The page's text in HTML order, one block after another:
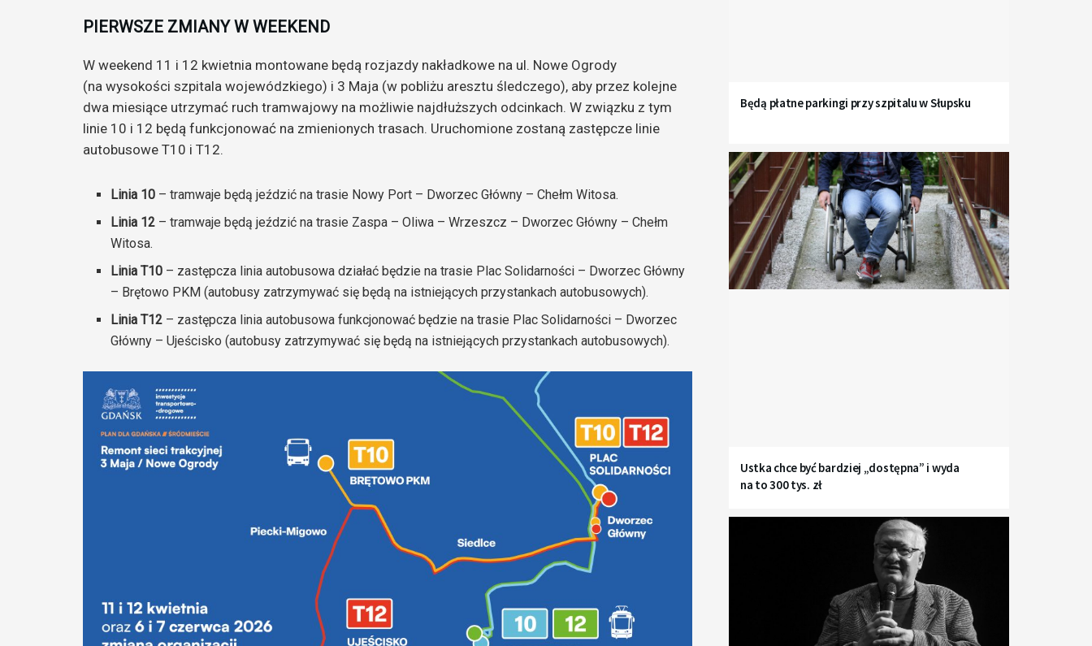
PIERWSZE ZMIANY W WEEKEND
W weekend 11 i 12 kwietnia montowane będą rozjazdy nakładkowe na ul. Nowe Ogrody
(na wysokości szpitala wojewódzkiego) i 3 Maja (w pobliżu aresztu śledczego), aby przez kolejne
dwa miesiące utrzymać ruch tramwajowy na możliwie najdłuższych odcinkach. W związku z tym
linie 10 i 12 będą funkcjonować na zmienionych trasach. Uruchomione zostaną zastępcze linie
autobusowe T10 i T12.
Linia 10 – tramwaje będą jeździć na trasie Nowy Port – Dworzec Główny – Chełm Witosa.
Linia 12 – tramwaje będą jeździć na trasie Zaspa – Oliwa – Wrzeszcz – Dworzec Główny – Chełm
Witosa.
Linia T10 – zastępcza linia autobusowa działać będzie na trasie Plac Solidarności – Dworzec Główny
– Brętowo PKM (autobusy zatrzymywać się będą na istniejących przystankach autobusowych).
Linia T12 – zastępcza linia autobusowa funkcjonować będzie na trasie Plac Solidarności – Dworzec
Główny – Ujeścisko (autobusy zatrzymywać się będą na istniejących przystankach autobusowych).
Będą płatne parkingi przy szpitalu w Słupsku
Ustka chce być bardziej „dostępna” i wyda
na to 300 tys. zł